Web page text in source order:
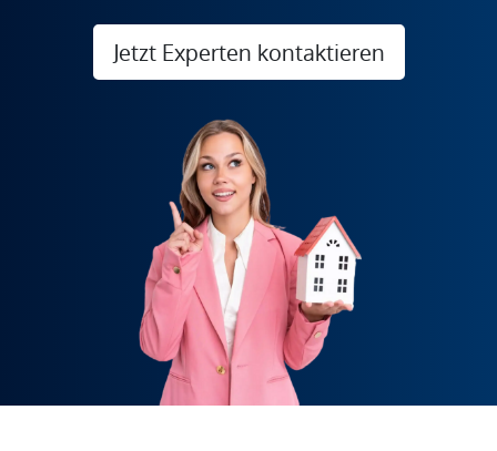
Jetzt Experten kontaktieren